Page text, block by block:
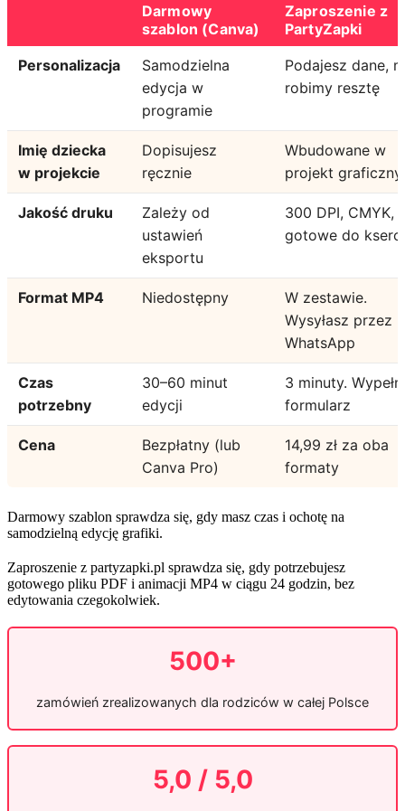
Darmowy
szablon (Canva)
Zaproszenie z
PartyZapki
Personalizacja
Samodzielna
edycja w
programie
Podajesz dane,
robimy resztę
Imię dziecka
w projekcie
Dopisujesz
ręcznie
Wbudowane w
projekt graficzny
Jakość druku
Zależy od
ustawień
eksportu
300 DPI, CMYK,
gotowe do ksero
Format MP4 Niedostępny
W zestawie.
Wysyłasz przez
WhatsApp
Czas
potrzebny
30–60 minut
edycji
3 minuty.
formularz
Cena
Bezpłatny (lub
Canva Pro)
14,99 zł za oba
formaty
Darmowy szablon sprawdza się, gdy masz czas i ochotę na
samodzielną edycję grafiki.
Zaproszenie z partyzapki.pl sprawdza się, gdy potrzebujesz
gotowego pliku PDF i animacji MP4 w ciągu 24 godzin, bez
edytowania czegokolwiek.
500+
zamówień zrealizowanych dla rodziców w całej Polsce
5,0 / 5,0